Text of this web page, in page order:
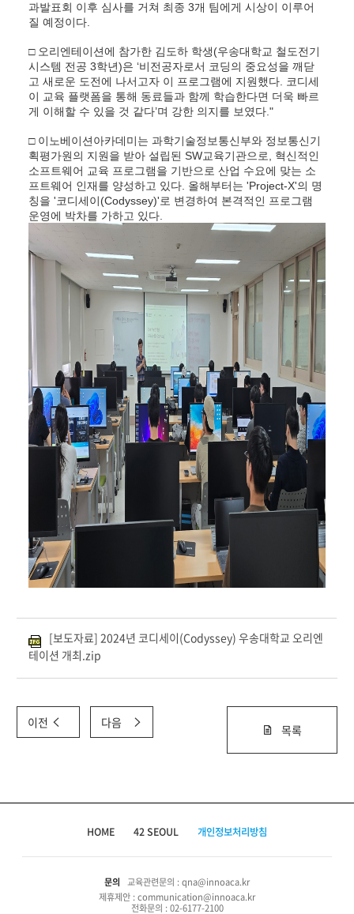
과발표회 이후 심사를 거쳐 최종 3개 팀에게 시상이 이루어
질 예정이다.
□ 오리엔테이션에 참가한 김도하 학생(우송대학교 철도전기
시스템 전공 3학년)은 ‘비전공자로서 코딩의 중요성을 깨닫
고 새로운 도전에 나서고자 이 프로그램에 지원했다. 코디세
이 교육 플랫폼을 통해 동료들과 함께 학습한다면 더욱 빠르
게 이해할 수 있을 것 같다’며 강한 의지를 보였다."
□ 이노베이션아카데미는 과학기술정보통신부와 정보통신기
획평가원의 지원을 받아 설립된 SW교육기관으로, 혁신적인
소프트웨어 교육 프로그램을 기반으로 산업 수요에 맞는 소
프트웨어 인재를 양성하고 있다. 올해부터는 'Project-X'의 명
칭을 '코디세이(Codyssey)'로 변경하여 본격적인 프로그램
운영에 박차를 가하고 있다.
[보도자료] 2024년 코디세이(Codyssey) 우송대학교 오리엔
테이션 개최.zip
이전 다음 목록
HOME 42 SEOUL 개인정보처리방침
문의 교육관련문의 : qna@innoaca.kr
제휴제안 : communication@innoaca.kr
전화문의 : 02-6177-2100